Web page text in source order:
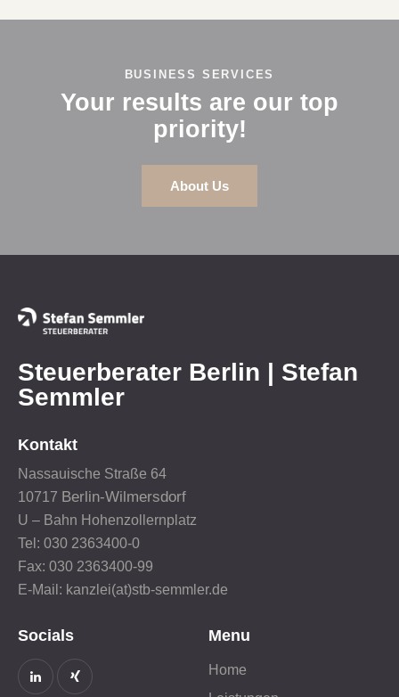
BUSINESS SERVICES
Your results are our top
priority!
About Us
Steuerberater Berlin | Stefan
Semmler
Kontakt
Nassauische Straße 64
10717 Berlin-Wilmersdorf
U – Bahn Hohenzollernplatz
Tel: 030 2363400-0
Fax: 030 2363400-99
E-Mail: kanzlei(at)stb-semmler.de
Socials Menu
Home